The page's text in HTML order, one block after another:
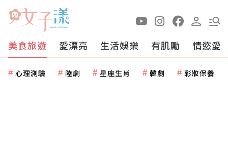
美食旅遊 愛漂亮 生活娛樂 有肌勵 情慾愛
心理測驗 陸劇 星座生肖 韓劇 彩妝保養